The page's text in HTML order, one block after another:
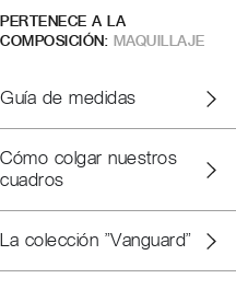
PERTENECE A LA
COMPOSICIÓN: MAQUILLAJE
Guía de medidas
Cómo colgar nuestros
cuadros
La colección "Vanguard"